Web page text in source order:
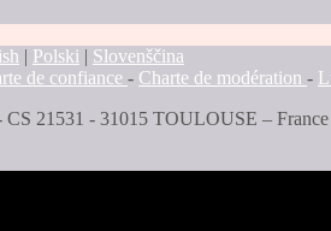
| Polski | Slovenščina
de confiance - Charte de modération -
CS 21531 - 31015 TOULOUSE – France